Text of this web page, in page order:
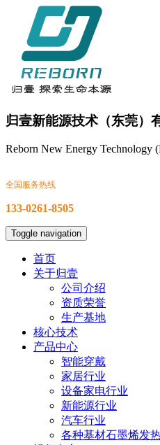
归壹新能源技术（东莞）
Reborn New Energy
全国服务热线
133-0261-8505
Toggle navigation
首页
关于归壹
公司介绍
资质荣誉
生产基地
核心技术
产品中心
智能穿戴
家居行业
设备家电行业
新能源行业
汽车行业
各种基材石墨烯发